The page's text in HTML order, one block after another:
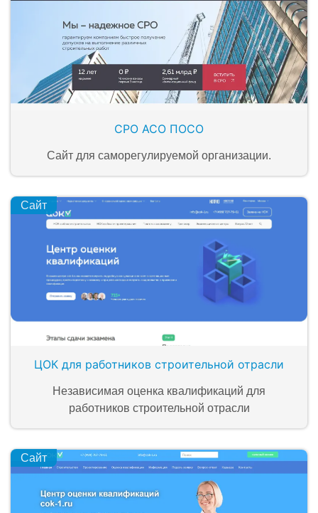
СРО АСО ПОСО
Сайт для саморегулируемой организации.
Сайт
ЦОК для работников строительной отрасли
Независимая оценка квалификаций для
работников строительной отрасли
Сайт